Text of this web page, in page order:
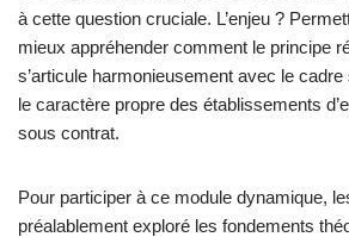
à cette question cruciale. L’enjeu ?
mieux appréhender comment le principe
s’articule harmonieusement avec le
le caractère propre des établissements
sous contrat.
Pour participer à ce module dynamique,
préalablement exploré les fondements